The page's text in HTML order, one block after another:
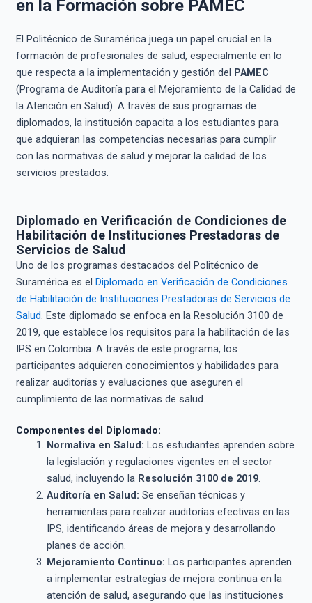
en la Formación sobre PAMEC
El Politécnico de Suramérica juega un papel crucial en la
formación de profesionales de salud, especialmente en lo
que respecta a la implementación y gestión del PAMEC
(Programa de Auditoría para el Mejoramiento de la Calidad de
la Atención en Salud). A través de sus programas de
diplomados, la institución capacita a los estudiantes para
que adquieran las competencias necesarias para cumplir
con las normativas de salud y mejorar la calidad de los
servicios prestados.
Diplomado en Verificación de Condiciones de
Habilitación de Instituciones Prestadoras de
Servicios de Salud
Uno de los programas destacados del Politécnico de
Suramérica es el Diplomado en Verificación de Condiciones
de Habilitación de Instituciones Prestadoras de Servicios de
Salud. Este diplomado se enfoca en la Resolución 3100 de
2019, que establece los requisitos para la habilitación de las
IPS en Colombia. A través de este programa, los
participantes adquieren conocimientos y habilidades para
realizar auditorías y evaluaciones que aseguren el
cumplimiento de las normativas de salud.
Componentes del Diplomado:
Normativa en Salud: Los estudiantes aprenden sobre
la legislación y regulaciones vigentes en el sector
salud, incluyendo la Resolución 3100 de 2019.
Auditoría en Salud: Se enseñan técnicas y
herramientas para realizar auditorías efectivas en las
IPS, identificando áreas de mejora y desarrollando
planes de acción.
Mejoramiento Continuo: Los participantes aprenden
a implementar estrategias de mejora continua en la
atención de salud, asegurando que las instituciones